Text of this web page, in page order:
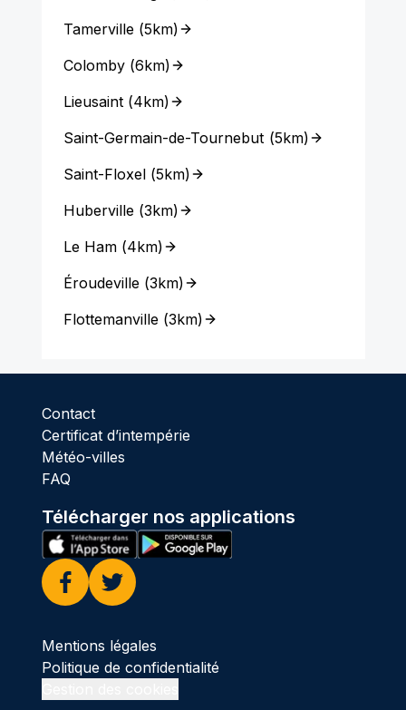
Tamerville(5km)
Colomby(6km)
Lieusaint(4km)
Saint-Germain-de-Tournebut (5km)
Saint-Floxel(5km)
Huberville(3km)
Le Ham(4km)
Éroudeville(3km)
Flottemanville(3km)
Contact
Certificat d’intempérie
Météo-villes
FAQ
Télécharger nos applications
Facebook
Twitter
Mentions légales
Politique de confidentialité